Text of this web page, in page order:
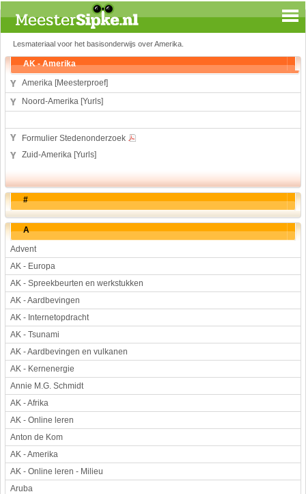
Spelen en leren
Aardrijkskunde
Biologie
Engels
Geschiedenis
Internetopdrachten
Kunst en Cultuur
Muziek
Rekenen
Sport
Taal en lezen
Techniek
Verkeer
Werkstuk en spreekbeurt
Aarde en heelal
Beroep, hobby, sport
Dieren
Geloven en vieren
Hulp aan mensen
Kunst en muziek
Landbouw, veeteelt, visserij
Landen en volken
Lichaam en gezondheid
Lesmateriaal voor het basisonderwijs over Amerika.
AK - Amerika
Amerika [Meesterproef]
Noord-Amerika [Yurls]
Formulier Stedenonderzoek
Zuid-Amerika [Yurls]
#
A
Advent
AK - Europa
AK - Spreekbeurten en werkstukken
AK - Aardbevingen
AK - Internetopdracht
AK - Tsunami
AK - Aardbevingen en vulkanen
AK - Kernenergie
Annie M.G. Schmidt
AK - Afrika
AK - Online leren
Anton de Kom
AK - Amerika
AK - Online leren - Milieu
Aruba